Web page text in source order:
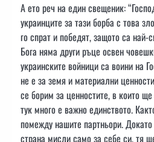
А ето реч на един свещеник:
украинците за тази борба с това
го спрат и победят, защото са най-
Бога няма други ръце освен
украинските войници са воини на
не е за земя и материални
се борим за ценностите, в които
тук много е важно единството.
помежду нашите партньори.
страна мисли само за себе си, тя